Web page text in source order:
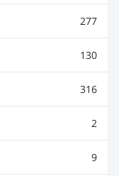
277
130
316
2
9